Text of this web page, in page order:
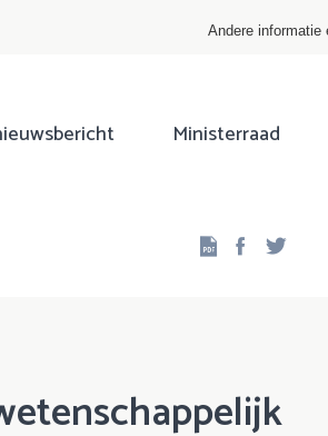
Andere informatie
Ministerraad
Facebook